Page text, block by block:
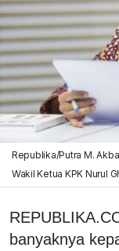
Republika/Putra M.
Wakil Ketua KPK Nurul
banyaknya